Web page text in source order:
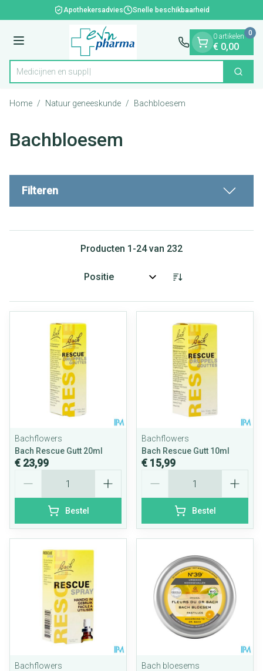
Ga naar de inhoudApothekersadvies Snelle beschikbaarheid
Menu
Product, merk, categorie... Zoek
0 artikelen
€ 0,00
0
Home / Natuur geneeskunde / Bachbloesem
Bachbloesem
Filteren
Producten 1 -24van 232
Sorteer op:
Bachflowers
Bach Rescue Gutt 20ml
€ 23,99
Bestel
Bachflowers
Bach Rescue Gutt 10ml
€ 15,99
Bestel
Bachflowers
Bach bloesems